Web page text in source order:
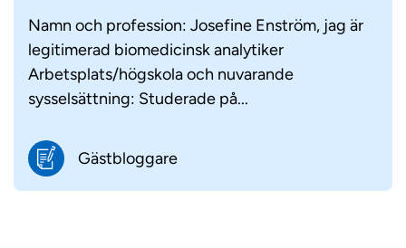
Namn och profession: Josefine Enström, jag är
legitimerad biomedicinsk analytiker
Arbetsplats/högskola och nuvarande
sysselsättning: Studerade på...
Gästbloggare